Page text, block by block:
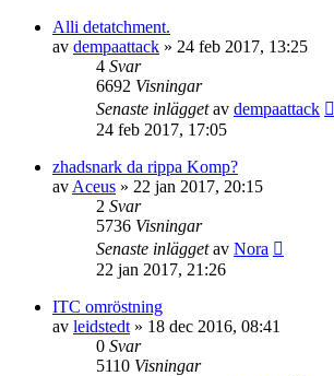
Alli detatchment.
av dempaattack » 24 feb 2017, 13:25
4 Svar
6692 Visningar
Senaste inläggetav dempaattack
24 feb 2017, 17:05
zhadsnark da rippa Komp?
av Aceus » 22 jan 2017, 20:15
2 Svar
5736 Visningar
Senaste inläggetav Nora
22 jan 2017, 21:26
ITC omröstning
av leidstedt » 18 dec 2016, 08:41
0 Svar
5110 Visningar